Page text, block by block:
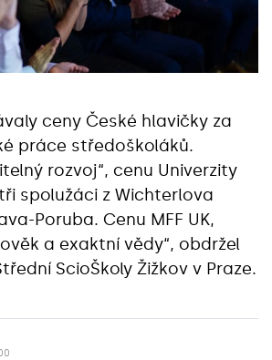
ceny České hlavičky za
práce středoškoláků.
rozvoj“, cenu Univerzity
spolužáci z Wichterlova
Poruba. Cenu MFF UK,
a exaktní vědy“, obdržel
ScioŠkoly Žižkov v Praze.